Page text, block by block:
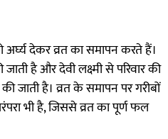
अर्घ्य देकर व्रत का समापन करते हैं।
है और देवी लक्ष्मी से परिवार की
जाती है। व्रत के समापन पर गरीबों
भी है, जिससे व्रत का पूर्ण फल